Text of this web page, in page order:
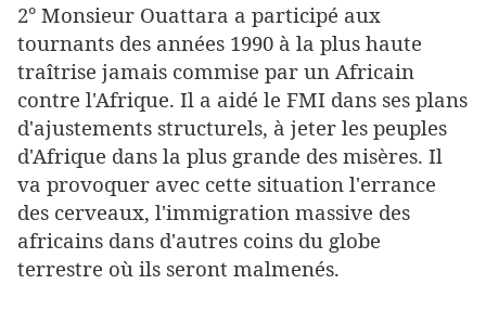
2° Monsieur Ouattara a participé aux
tournants des années 1990 à la plus haute
traîtrise jamais commise par un Africain
contre l'Afrique. Il a aidé le FMI dans ses plans
d'ajustements structurels, à jeter les peuples
d'Afrique dans la plus grande des misères. Il
va provoquer avec cette situation l'errance
des cerveaux, l'immigration massive des
africains dans d'autres coins du globe
terrestre où ils seront malmenés.